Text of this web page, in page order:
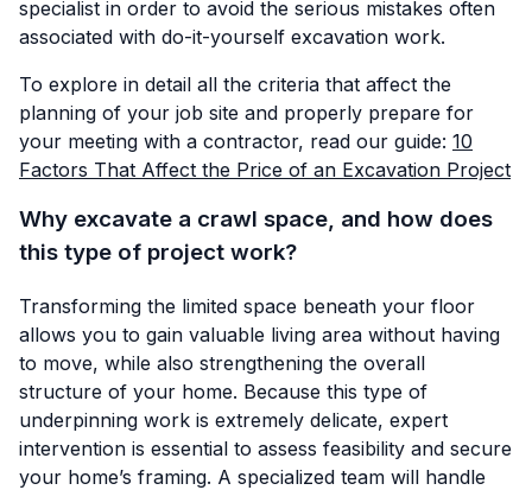
specialist in order to avoid the serious mistakes often
associated with do-it-yourself excavation work.
To explore in detail all the criteria that affect the
planning of your job site and properly prepare for
your meeting with a contractor, read our guide: 10
Factors That Affect the Price of an Excavation Project
Why excavate a crawl space, and how does
this type of project work?
Transforming the limited space beneath your floor
allows you to gain valuable living area without having
to move, while also strengthening the overall
structure of your home. Because this type of
underpinning work is extremely delicate, expert
intervention is essential to assess feasibility and secure
your home’s framing. A specialized team will handle